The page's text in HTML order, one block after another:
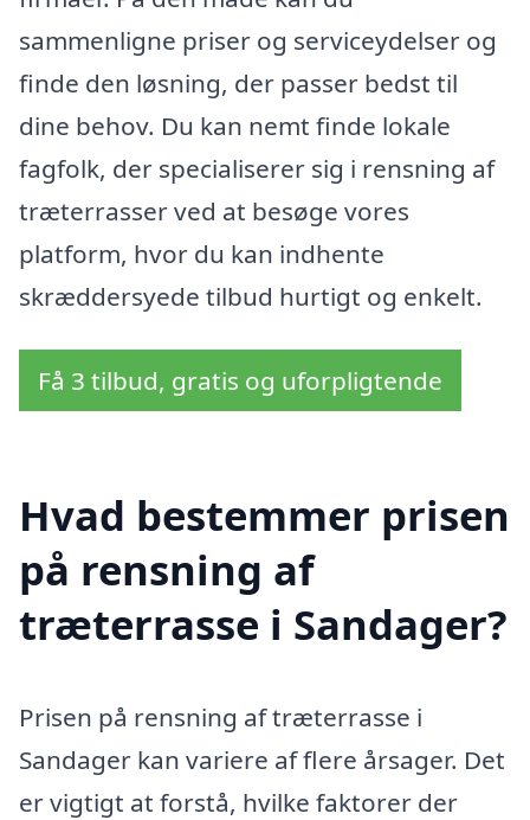
sammenligne priser og serviceydelser og
finde den løsning, der passer bedst til
dine behov. Du kan nemt finde lokale
fagfolk, der specialiserer sig i rensning af
træterrasser ved at besøge vores
platform, hvor du kan indhente
skræddersyede tilbud hurtigt og enkelt.
Få 3 tilbud, gratis og uforpligtende
Hvad bestemmer prisen
på rensning af
træterrasse i Sandager?
Prisen på rensning af træterrasse i
Sandager kan variere af flere årsager. Det
er vigtigt at forstå, hvilke faktorer der